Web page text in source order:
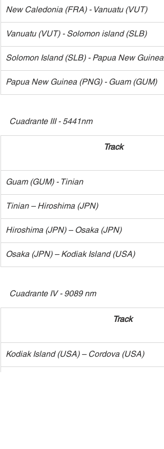
​New Caledonia (FRA) - Vanuatu (VUT)
​Vanuatu (VUT) - Solomon island (SLB)
​Solomon Island (SLB) - Papua New Guinea
​Papua New Guinea (PNG) - Guam (GUM)
Cuadrante III - 5441nm
​Track
​Guam (GUM) - Tinian
​Tinian – Hiroshima (JPN)
​Hiroshima (JPN) – Osaka (JPN)
​Osaka (JPN) – Kodiak Island (USA)
Cuadrante IV - 9089 nm
​Track
​Kodiak Island (USA) – Cordova (USA)